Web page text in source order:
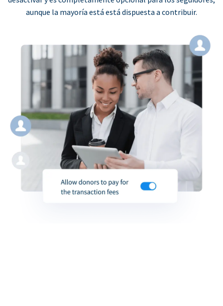
aunque la mayoría está está dispuesta a contribuir.